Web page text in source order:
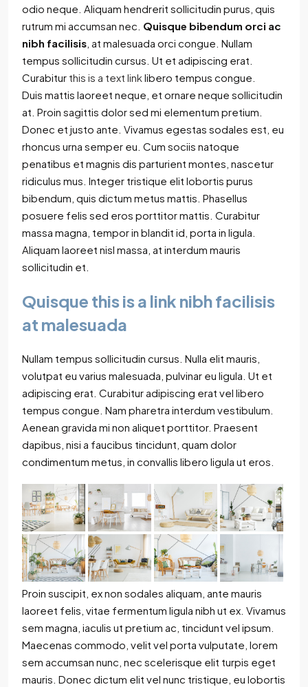
odio neque. Aliquam hendrerit sollicitudin purus, quis
rutrum mi accumsan nec. Quisque bibendum orci ac
nibh facilisis , at malesuada orci congue. Nullam
tempus sollicitudin cursus. Ut et adipiscing erat.
Curabitur this is a text linklibero tempus congue.
Duis mattis laoreet neque, et ornare neque sollicitudin
at. Proin sagittis dolor sed mi elementum pretium.
Donec et justo ante. Vivamus egestas sodales est, eu
rhoncus urna semper eu. Cum sociis natoque
penatibus et magnis dis parturient montes, nascetur
ridiculus mus. Integer tristique elit lobortis purus
bibendum, quis dictum metus mattis. Phasellus
posuere felis sed eros porttitor mattis. Curabitur
massa magna, tempor in blandit id, porta in ligula.
Aliquam laoreet nisl massa, at interdum mauris
sollicitudin et.
Quisque this is a link nibh facilisis
at malesuada
Nullam tempus sollicitudin cursus. Nulla elit mauris,
volutpat eu varius malesuada, pulvinar eu ligula. Ut et
adipiscing erat. Curabitur adipiscing erat vel libero
tempus congue. Nam pharetra interdum vestibulum.
Aenean gravida mi non aliquet porttitor. Praesent
dapibus, nisi a faucibus tincidunt, quam dolor
condimentum metus, in convallis libero ligula ut eros.
Proin suscipit, ex non sodales aliquam, ante mauris
laoreet felis, vitae fermentum ligula nibh ut ex. Vivamus
sem magna, iaculis ut pretium ac, tincidunt vel ipsum.
Maecenas commodo, velit vel porta vulputate, lorem
sem accumsan nunc, nec scelerisque elit turpis eget
mauris. Donec dictum elit vel nunc tristique, eu lobortis